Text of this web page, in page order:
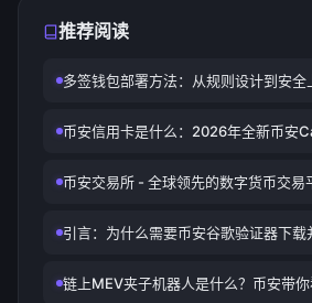
推荐阅读
多签钱包部署方法：从规则设计到安全
币安信用卡是什么：2026年全新币安
币安交易所 - 全球领先的数字货币交易
引言：为什么需要币安谷歌验证器下载
链上MEV夹子机器人是什么？币安带